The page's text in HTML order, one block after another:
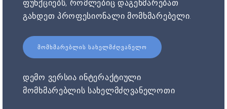
ფუნქციებს, რომლებიც დაგეხმარებათ
გახდეთ პროფესიონალი მომხმარებელი.
ᲛᲝᲛᲮᲛᲐᲠᲔᲑᲚᲘᲡ ᲡᲐᲮᲔᲚᲛᲫᲦᲕᲐᲜᲔᲚᲝ
დემო ვერსია ინტერაქტიული
მომხმარებლის სახელმძღვანელოთი